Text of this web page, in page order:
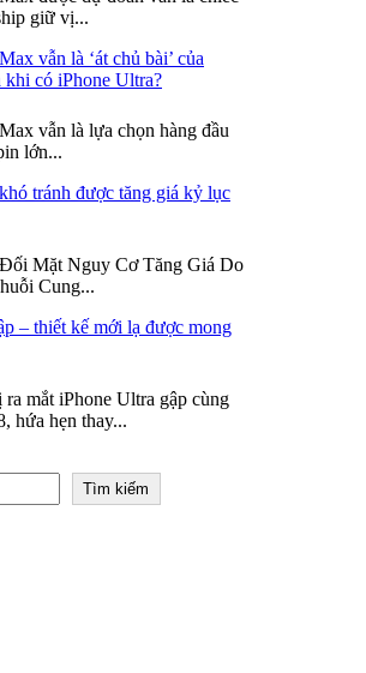
giữ vị...
vẫn là ‘át chủ bài’ của
khi có iPhone Ultra?
vẫn là lựa chọn hàng đầu
lớn...
tránh được tăng giá kỷ lục
Mặt Nguy Cơ Tăng Giá Do
Cung...
– thiết kế mới lạ được mong
mắt iPhone Ultra gập cùng
hứa hẹn thay...
Tìm kiếm